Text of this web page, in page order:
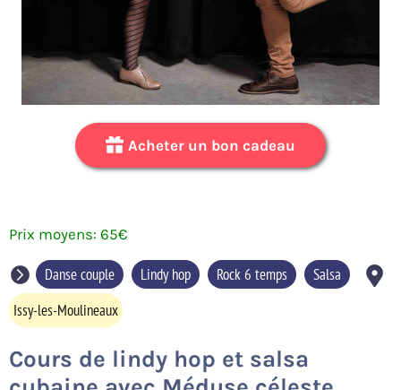
Acheter un bon cadeau
65€
Danse couple Lindy hop Rock 6 temps
Salsa
Issy-les-Moulineaux
Cours de lindy hop et salsa